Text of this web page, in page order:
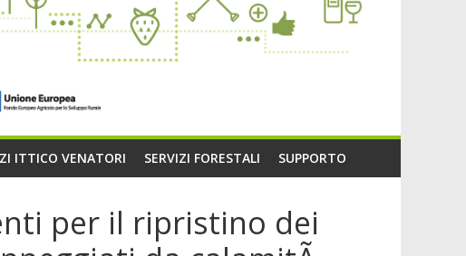
ITTICO VENATORI SERVIZI FORESTALI SUPPORTO
per il ripristino dei